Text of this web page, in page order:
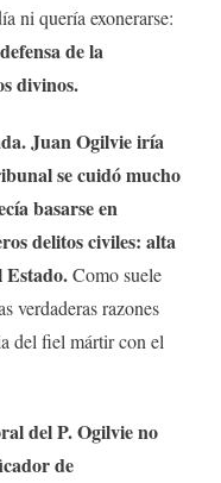
ni quería exonerarse:
de la
divinos.
Juan Ogilvie iría
se cuidó mucho
basarse en
delitos civiles: alta
Estado.Como suele
verdaderas razones
del fiel mártir con el
del P. Ogilvie no
de